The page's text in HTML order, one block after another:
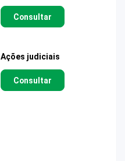
Consultar
Ações judiciais
Consultar